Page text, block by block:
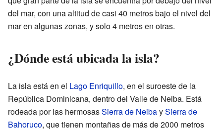
del mar, con una altitud de casi 40 metros bajo el nivel del
mar en algunas zonas, y solo 4 metros en otras.
¿Dónde está ubicada la isla?
La isla está en el Lago Enriquillo, en el suroeste de la
República Dominicana, dentro del Valle de Neiba. Está
rodeada por las hermosasSierra de NeibaySierra de
Bahoruco, que tienen montañas de más de 2000 metros